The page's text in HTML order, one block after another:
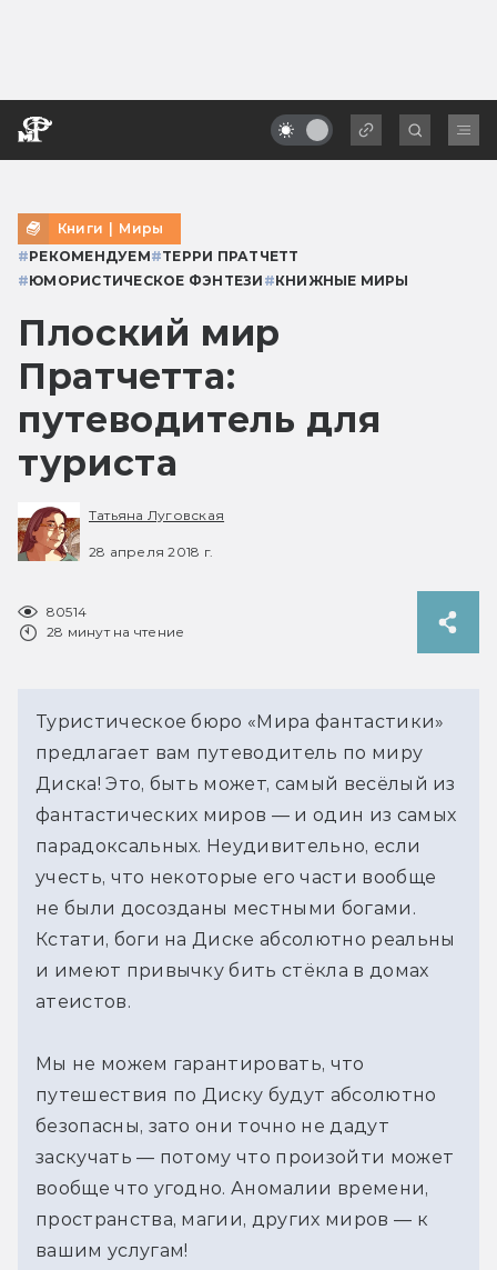
Книги | Миры
#РЕКОМЕНДУЕМ#ТЕРРИ ПРАТЧЕТТ
#ЮМОРИСТИЧЕСКОЕ ФЭНТЕЗИ #КНИЖНЫЕ МИРЫ
Плоский мир
Пратчетта:
путеводитель для
туриста
Татьяна Луговская
28 апреля 2018 г.
80514
28 минут на чтение
Туристическое бюро «Мира фантастики»
предлагает вам путеводитель по миру
Диска! Это, быть может, самый весёлый из
фантастических миров — и один из самых
парадоксальных. Неудивительно, если
учесть, что некоторые его части вообще
не были досозданы местными богами.
Кстати, боги на Диске абсолютно реальны
и имеют привычку бить стёкла в домах
атеистов.
Мы не можем гарантировать, что
путешествия по Диску будут абсолютно
безопасны, зато они точно не дадут
заскучать — потому что произойти может
вообще что угодно. Аномалии времени,
пространства, магии, других миров — к
вашим услугам!